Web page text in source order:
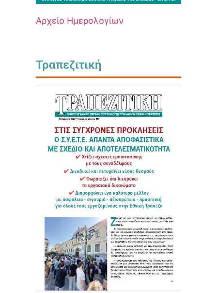
Αρχείο Ημερολογίων
Τραπεζιτική